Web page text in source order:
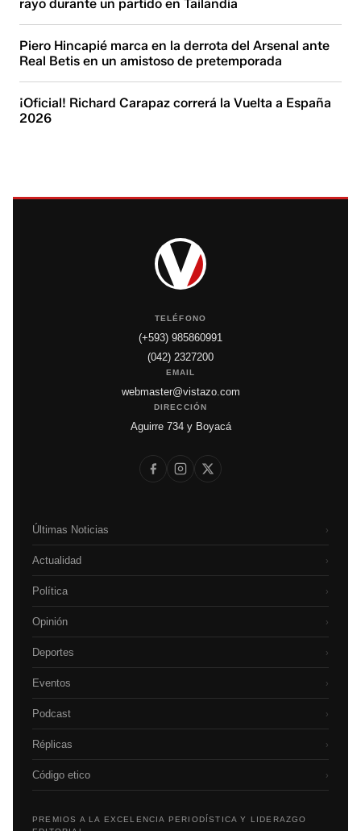
rayo durante un partido en Tailandia
Piero Hincapié marca en la derrota del Arsenal ante
Real Betis en un amistoso de pretemporada
¡Oficial! Richard Carapaz correrá la Vuelta a España
2026
TELÉFONO
(+593) 985860991
(042) 2327200
EMAIL
webmaster@vistazo.com
DIRECCIÓN
Aguirre 734 y Boyacá
Últimas Noticias ›
Actualidad ›
Política ›
Opinión ›
Deportes ›
Eventos ›
Podcast ›
Réplicas ›
Código etico ›
PREMIOS A LA EXCELENCIA PERIODÍSTICA Y LIDERAZGO